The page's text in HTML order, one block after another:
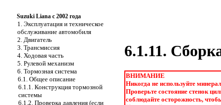
Suzuki Liana с 2002 года
1. Эксплуатация и техническое
обслуживание автомобиля
2. Двигатель
3. Трансмиссия
4. Ходовая часть
5. Рулевой механизм
6. Тормозная система
6.1. Общее описание
6.1.1. Конструкция тормозной
системы
6.1.2. Проверка давления (если
6.1.11.
ВНИМАНИЕ
Никогда не используйте
Проверьте состояние стенок
соблюдайте осторожность,